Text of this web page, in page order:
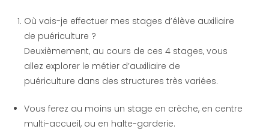
Où vais-je effectuer mes stages d’élève auxiliaire
de puériculture ?
Deuxièmement, au cours de ces 4 stages, vous
allez explorer le métier d’auxiliaire de
puériculture dans des structures très variées.
Vous ferez au moins un stage en crèche, en centre
multi-accueil, ou en halte-garderie.